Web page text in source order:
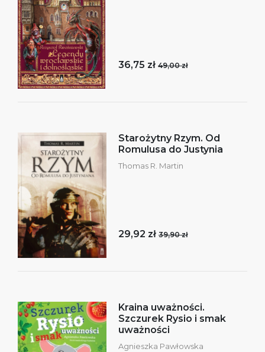
36,75 zł 49,00 zł
Starożytny Rzym. Od
Romulusa do Justynia
Thomas R. Martin
29,92 zł 39,90 zł
Kraina uważności.
Szczurek Rysio i smak
uważności
Agnieszka Pawłowska